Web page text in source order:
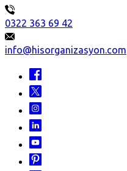
0322 363 69 42
info@hisorganizasyon.com